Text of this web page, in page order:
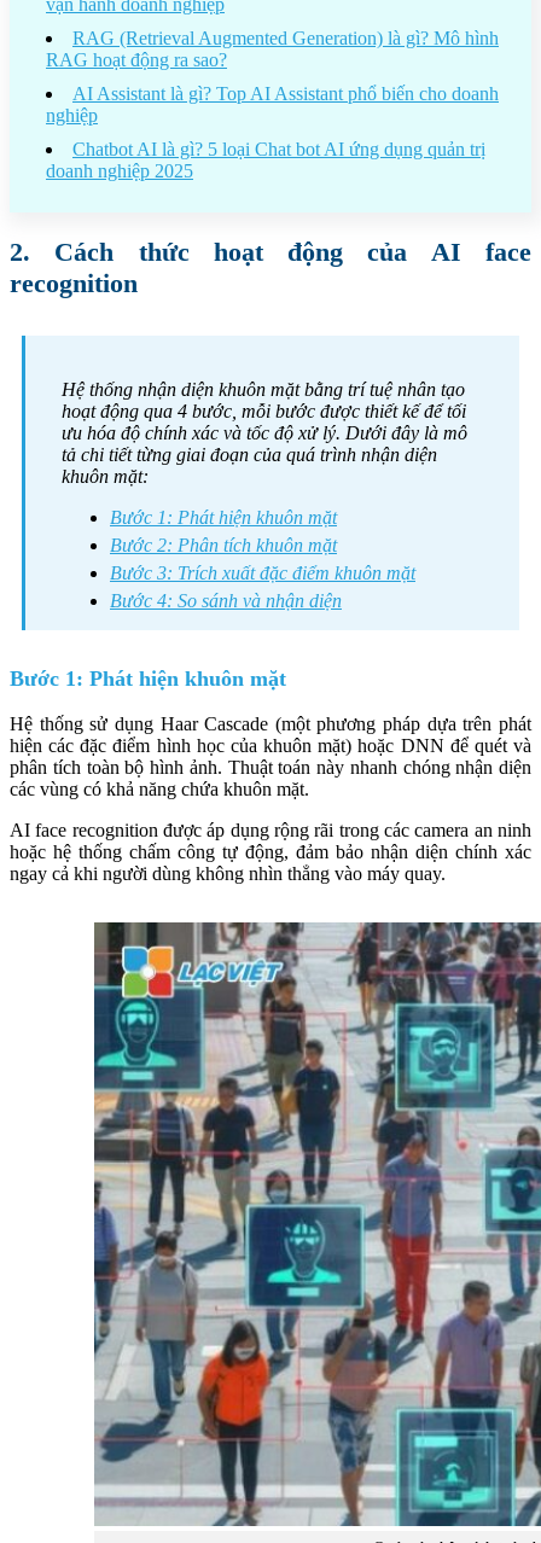
vận hành doanh nghiệp
RAG (Retrieval Augmented Generation) là gì? Mô hình
RAG hoạt động ra sao?
AI Assistant là gì? Top AI Assistant phổ biến cho doanh
nghiệp
Chatbot AI là gì? 5 loại Chat bot AI ứng dụng quản trị
doanh nghiệp 2025
2. Cách thức hoạt động của AI face
recognition
Hệ thống nhận diện khuôn mặt bằng trí tuệ nhân tạo
hoạt động qua 4 bước, mỗi bước được thiết kế để tối
ưu hóa độ chính xác và tốc độ xử lý. Dưới đây là mô
tả chi tiết từng giai đoạn của quá trình nhận diện
khuôn mặt:
Bước 1: Phát hiện khuôn mặt
Bước 2: Phân tích khuôn mặt
Bước 3: Trích xuất đặc điểm khuôn mặt
Bước 4: So sánh và nhận diện
Bước 1: Phát hiện khuôn mặt
Hệ thống sử dụng Haar Cascade (một phương pháp dựa trên phát
hiện các đặc điểm hình học của khuôn mặt) hoặc DNN để quét và
phân tích toàn bộ hình ảnh. Thuật toán này nhanh chóng nhận diện
các vùng có khả năng chứa khuôn mặt.
AI face recognition được áp dụng rộng rãi trong các camera an ninh
hoặc hệ thống chấm công tự động, đảm bảo nhận diện chính xác
ngay cả khi người dùng không nhìn thẳng vào máy quay.